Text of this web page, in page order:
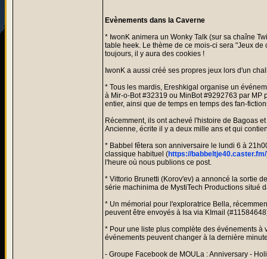
Evènements dans la Caverne
* IwonK animera un Wonky Talk (sur sa chaîne
table heek. Le thème de ce mois-ci sera "Jeux
toujours, il y aura des cookies !
IwonK a aussi créé ses propres jeux lors d'un
* Tous les mardis, Ereshkigal organise un
à Mir-o-Bot #32319 ou MinBot #9292763 par MP
entier, ainsi que de temps en temps des fan-
Récemment, ils ont achevé l'histoire de Bagoas
Ancienne, écrite il y a deux mille ans et qui
* Babbel fêtera son anniversaire le lundi 6 à
classique habituel (https://babbeltje40.caster.fm/
l'heure où nous publions ce post.
* Vittorio Brunetti (Korov'ev) a annoncé la sortie
série machinima de MystiTech Productions situé
* Un mémorial pour l'exploratrice Bella,
peuvent être envoyés à Isa via KImail
* Pour une liste plus complète des événements à
événements peuvent changer à la dernière
- Groupe Facebook de MOULa : Anniversary -